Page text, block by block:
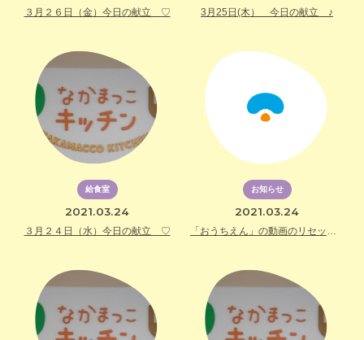
３月２６日（金）今日の献立 ♡ 3月25日(木） 今日の献立 ♪
給食室
2021.03.24
３月２４日（水）今日の献立 ♡
お知らせ
2021.03.24
「おうちえん」の動画のリセットについて（お知らせ）